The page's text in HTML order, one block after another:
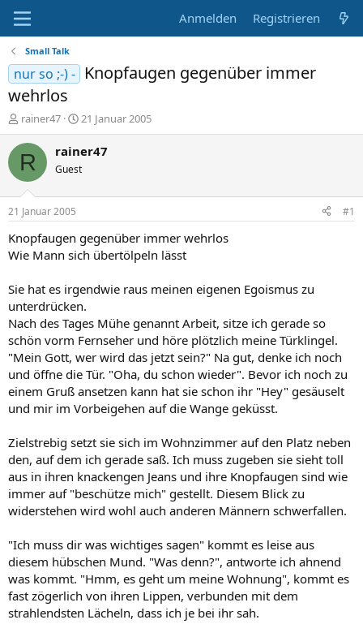
Anmelden Registrieren
Small Talk
nur so ;-) -
Knopfaugen gegenüber immer
wehrlos
E
r
s
t
e
r
rainer47
E
r
s
e
t
a
m
21 Januar 2005
R rainer47
Guest
21 Januar 2005 #1
Knopfaugen gegenüber immer wehrlos
Wie Mann sich übertölpeln lässt
Sie hat es irgendwie raus meinen eigenen Egoismus zu
unterdrücken.
Nach des Tages Mühe genannt Arbeit, sitze ich gerade so
schön vorm Fernseher und höre plötzlich meine Türklingel.
"Mein Gott, wer wird das jetzt sein?" Na gut, denke ich noch
und öffne die Tür. "Oha, du schon wieder". Bevor ich noch zu
einem Gruß ansetzen kann hat sie schon ihr "Hey" gesäuselt
und mir im Vorbeigehen auf die Wange geküsst.
Zielstrebig setzt sie sich im Wohnzimmer auf den Platz neben
den, auf dem ich gerade saß. Ich muss zugeben sie sieht toll
aus in ihren knackengen Jeans und ihre Knopfaugen sind wie
immer auf "beschütze mich" gestellt. Diesem Blick zu
widerstehen wird wohl auch anderen Männern schwerfallen.
"Ich muss dir was wichtiges sagen" kommt es leise aus
diesem hübschen Mund. "Was denn?", antworte ich ahnend
was kommt. "Hmm, es geht um meine Wohnung", kommt es
fast zögerlich von ihren Lippen, verbunden mit dem
strahlendsten Lächeln, dass ich je bei ihr sah.